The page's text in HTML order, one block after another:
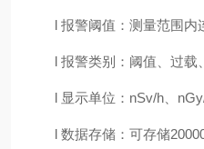
l 报警阈值：测量范围内
l 报警类别：阈值、过载
l 显示单位：nSv/h、
l 数据存储：可存储